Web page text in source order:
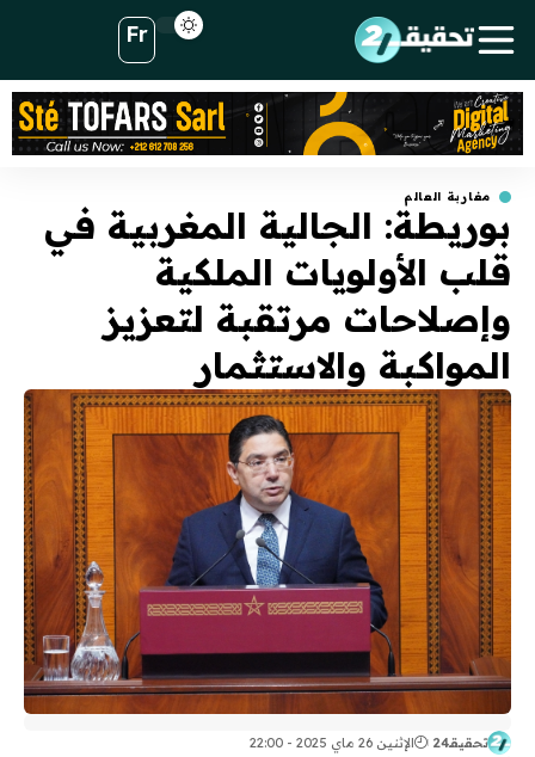
Fr
مغاربة العالم
بوريطة: الجالية المغربية في
قلب الأولويات الملكية
وإصلاحات مرتقبة لتعزيز
المواكبة والاستثمار
تحقيقـ24 الإثنين 26 ماي 2025 - 22:00